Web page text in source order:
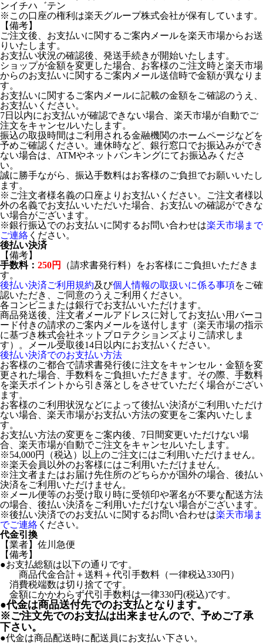
ンイチハ゛テン
※この口座の権利は楽天グループ株式会社が保有しています。
【備考】
ご注文後、お支払いに関するご案内メールを楽天市場からお送
りいたします。
お支払い状況の確認後、発送手続きが開始いたします。
ショップが金額を変更した場合、お客様のご注文時と楽天市場
からのお支払いに関するご案内メール送信時で金額が異なりま
す。
お支払いに関するご案内メールに記載の金額をご確認のうえ、
お支払いください。
7日以内にお支払いが確認できない場合、楽天市場が自動でご
注文をキャンセルいたします。
振込の取扱時間はご利用される金融機関のホームページなどを
予めご確認ください。連休時など、銀行窓口でお振込みができ
ない場合は、ATMやネットバンキングにてお振込みくださ
い。
誠に勝手ながら、振込手数料はお客様のご負担でお願いいたし
ます。
※ご注文者様名義の口座よりお支払いください。ご注文者様以
外の名義でお支払いいただいた場合、お支払いの確認ができな
い場合がございます。
※銀行振込でのお支払いに関するお問い合わせは楽天市場まで
ご連絡 ください。
後払い決済
【備考】
手数料： 250円
（請求書発行料）をお客様にご負担いただきま
す。
後払い決済ご利用規約及び個人情報の取扱いに係る事項をご確
認いただき、ご同意のうえご利用ください。
各コンビニまたは銀行でお支払いいただけます。
商品発送後、注文者メールアドレスに対してお支払い用バーコ
ード付きの請求のご案内メールを送付します（楽天市場の指示
に基づき株式会社ネットプロテクションズよりご請求しま
す）。メール受取後14日以内にお支払いください。
後払い決済でのお支払い方法
お客様のご都合で請求書発行後に注文をキャンセル・金額を変
更された場合、手数料をご負担いただきます。その際、手数料
を楽天ポイントから引き落としをさせていただく場合がござい
ます。
お客様のご利用状況などによって後払い決済がご利用いただけ
ない場合、楽天市場がお支払い方法の変更をご案内いたしま
す。
お支払い方法の変更をご案内後、7日間変更いただけない場
合、楽天市場が自動でご注文をキャンセルいたします。
※54,000円（税込）以上のご注文にはご利用いただけません。
※楽天会員以外のお客様にはご利用いただけません。
※注文者またはお届け先住所のどちらかが国外の場合、後払い
決済をご利用いただけません。
※メール便等のお受け取り時に受領印や署名が不要な配送方法
の場合、後払い決済をご利用いただけない場合がございます。
※後払い決済でのお支払いに関するお問い合わせは楽天市場ま
でご連絡 ください。
代金引換
【業者】佐川急便
【備考】
●お支払総額は以下の通りです。
商品代金合計＋送料＋代引手数料（一律税込330円）
消費税端数は切り捨てです。
金額にかかわらず代引手数料は一律330円(税込)です。
●代金は商品送付先でのお支払となります。
※ご注文先でのお支払は出来ませんので、予めご了承
下さい。
●代金は商品配送時に配送員にお支払い下さい。